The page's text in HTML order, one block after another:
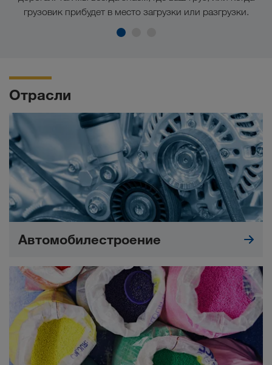
грузовик прибудет в место загрузки или разгрузки.
Отрасли
Автомобилестроение